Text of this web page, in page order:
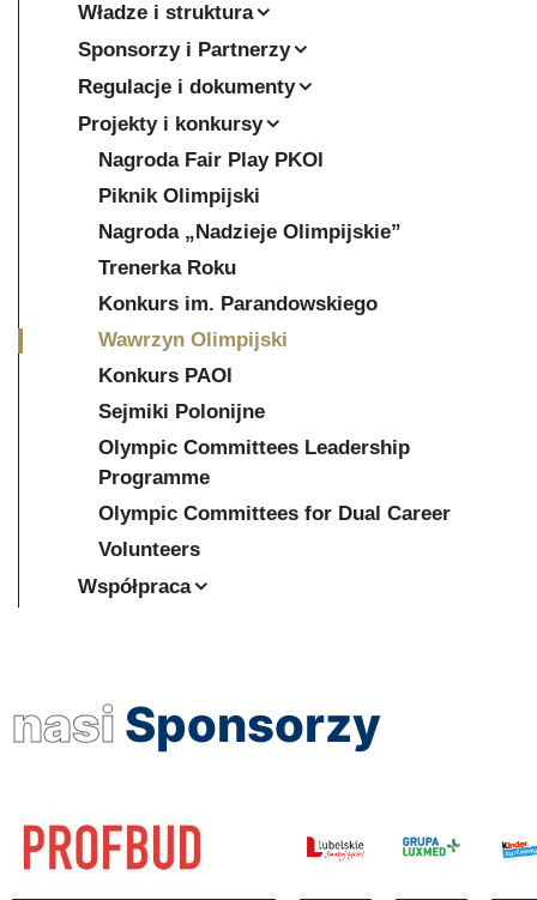
Władze i struktura
Sponsorzy i Partnerzy
Regulacje i dokumenty
Projekty i konkursy
Nagroda Fair Play PKOl
Piknik Olimpijski
Nagroda „Nadzieje Olimpijskie”
Trenerka Roku
Konkurs im. Parandowskiego
Wawrzyn Olimpijski
Konkurs PAOl
Sejmiki Polonijne
Olympic Committees Leadership
Programme
Olympic Committees for Dual Career
Volunteers
Współpraca
nasi Sponsorzy